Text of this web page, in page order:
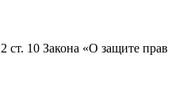
ст. 10 Закона «О защите прав